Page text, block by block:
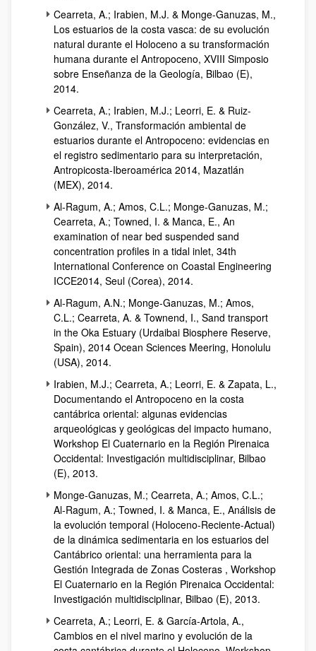
Cearreta, A.; Irabien, M.J. & Monge-Ganuzas, M.,
Los estuarios de la costa vasca: de su evolución
natural durante el Holoceno a su transformación
humana durante el Antropoceno, XVIII Simposio
sobre Enseñanza de la Geología, Bilbao (E),
2014.
Cearreta, A.; Irabien, M.J.; Leorri, E. & Ruiz-
González, V., Transformación ambiental de
estuarios durante el Antropoceno: evidencias en
el registro sedimentario para su interpretación,
Antropicosta-Iberoamérica 2014, Mazatlán
(MEX), 2014.
Al-Ragum, A.; Amos, C.L.; Monge-Ganuzas, M.;
Cearreta, A.; Towned, I. & Manca, E., An
examination of near bed suspended sand
concentration profiles in a tidal inlet, 34th
International Conference on Coastal Engineering
ICCE2014, Seul (Corea), 2014.
Al-Ragum, A.N.; Monge-Ganuzas, M.; Amos,
C.L.; Cearreta, A. & Townend, I., Sand transport
in the Oka Estuary (Urdaibai Biosphere Reserve,
Spain), 2014 Ocean Sciences Meering, Honolulu
(USA), 2014.
Irabien, M.J.; Cearreta, A.; Leorri, E. & Zapata, L.,
Documentando el Antropoceno en la costa
cantábrica oriental: algunas evidencias
arqueológicas y geológicas del impacto humano,
Workshop El Cuaternario en la Región Pirenaica
Occidental: Investigación multidisciplinar, Bilbao
(E), 2013.
Monge-Ganuzas, M.; Cearreta, A.; Amos, C.L.;
Al-Ragum, A.; Towned, I. & Manca, E., Análisis de
la evolución temporal (Holoceno-Reciente-Actual)
de la dinámica sedimentaria en los estuarios del
Cantábrico oriental: una herramienta para la
Gestión Integrada de Zonas Costeras , Workshop
El Cuaternario en la Región Pirenaica Occidental:
Investigación multidisciplinar, Bilbao (E), 2013.
Cearreta, A.; Leorri, E. & García-Artola, A.,
Cambios en el nivel marino y evolución de la